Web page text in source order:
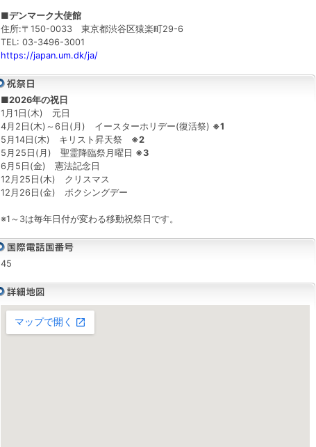
■デンマーク大使館
住所:〒150-0033 東京都渋谷区猿楽町29-6
TEL: 03-3496-3001
https://japan.um.dk/ja/
■2026年の祝日
1月1日(木) 元日
4月2日(木)～6日(月) イースターホリデー(復活祭) ※1
5月14日(木) キリスト昇天祭 ※2
5月25日(月) 聖霊降臨祭月曜日 ※3
6月5日(金) 憲法記念日
12月25日(木) クリスマス
12月26日(金) ボクシングデー
※1～3は毎年日付が変わる移動祝祭日です。
45